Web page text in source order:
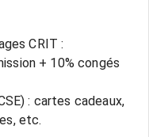
CRIT :
+ 10% congés
: cartes cadeaux,